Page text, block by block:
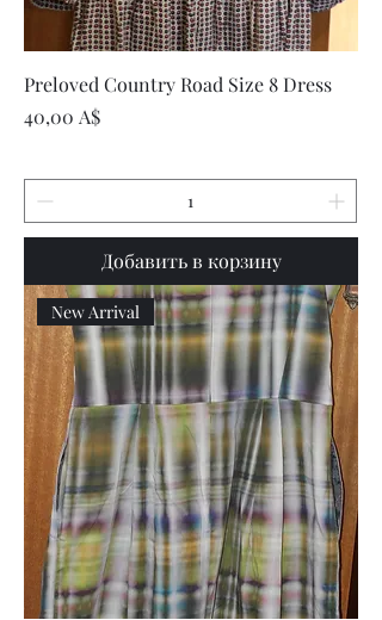
Preloved Country Road Size 8 Dress
Цена
40,00 A$
Добавить в корзину
New Arrival